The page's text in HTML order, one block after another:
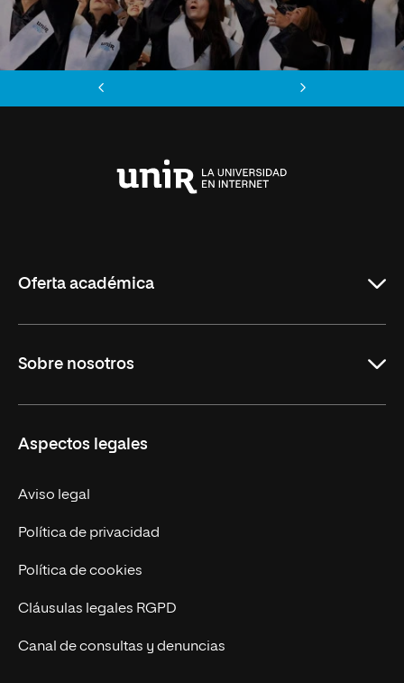
Oferta académica
Formación Continua
Sobre nosotros
Trabaja en UNIR
Actualidad
Contáctanos
Aspectos legales
Aviso legal
Política de privacidad
Política de cookies
Cláusulas legales RGPD
Canal de consultas y denuncias